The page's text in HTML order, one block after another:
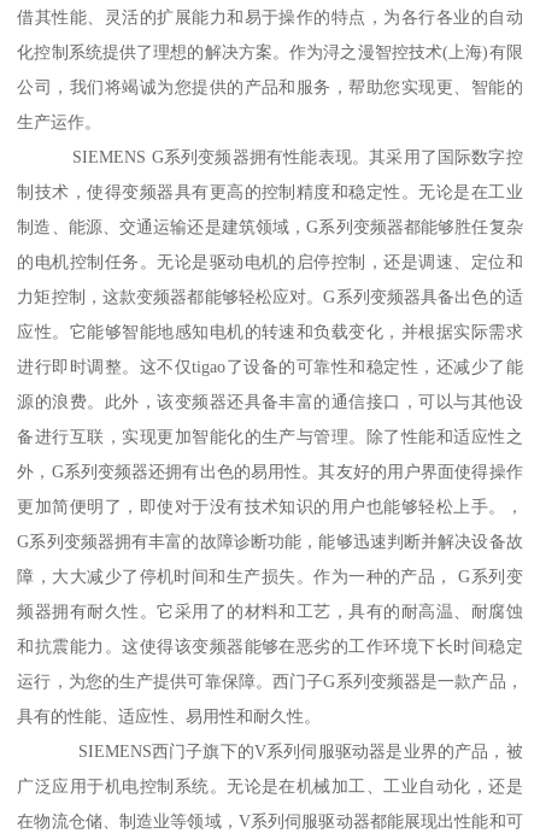
借其性能、灵活的扩展能力和易于操作的特点，为各行各业的自动
化控制系统提供了理想的解决方案。作为浔之漫智控技术(上海)有限
公司，我们将竭诚为您提供的产品和服务，帮助您实现更、智能的
生产运作。
SIEMENS G系列变频器拥有性能表现。其采用了国际数字控
制技术，使得变频器具有更高的控制精度和稳定性。无论是在工业
制造、能源、交通运输还是建筑领域，G系列变频器都能够胜任复杂
的电机控制任务。无论是驱动电机的启停控制，还是调速、定位和
力矩控制，这款变频器都能够轻松应对。G系列变频器具备出色的适
应性。它能够智能地感知电机的转速和负载变化，并根据实际需求
进行即时调整。这不仅tigao了设备的可靠性和稳定性，还减少了能
源的浪费。此外，该变频器还具备丰富的通信接口，可以与其他设
备进行互联，实现更加智能化的生产与管理。除了性能和适应性之
外，G系列变频器还拥有出色的易用性。其友好的用户界面使得操作
更加简便明了，即使对于没有技术知识的用户也能够轻松上手。，
G系列变频器拥有丰富的故障诊断功能，能够迅速判断并解决设备故
障，大大减少了停机时间和生产损失。作为一种的产品， G系列变
频器拥有耐久性。它采用了的材料和工艺，具有的耐高温、耐腐蚀
和抗震能力。这使得该变频器能够在恶劣的工作环境下长时间稳定
运行，为您的生产提供可靠保障。西门子G系列变频器是一款产品，
具有的性能、适应性、易用性和耐久性。
SIEMENS西门子旗下的V系列伺服驱动器是业界的产品，被
广泛应用于机电控制系统。无论是在机械加工、工业自动化，还是
在物流仓储、制造业等领域，V系列伺服驱动器都能展现出性能和可